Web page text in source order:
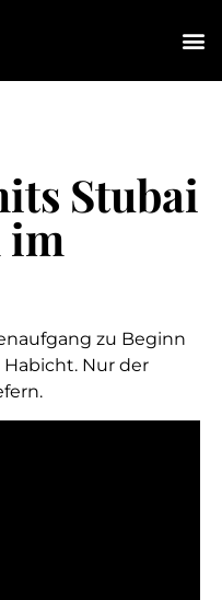
Stubai
im
zu Beginn
Nur der